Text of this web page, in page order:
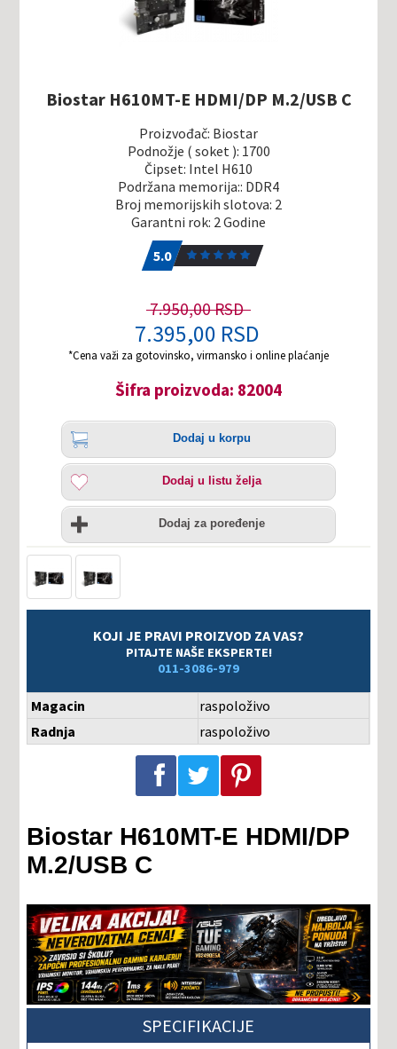
Biostar H610MT-E HDMI/DP M.2/USB C
Proizvođač: Biostar
Podnožje ( soket ): 1700
Čipset: Intel H610
Podržana memorija:: DDR4
Broj memorijskih slotova: 2
Garantni rok: 2 Godine
5.0
7.950,00 RSD
7.395,00 RSD
*Cena važi za gotovinsko, virmansko i online plaćanje
Šifra proizvoda: 82004
Količina
Dodaj
korpu
Dodaj u korpu
Dodaj
listu
želja
Dodaj u listu želja
Uporedi
Dodaj za poređenje
KOJI JE PRAVI PROIZVOD ZA VAS?
PITAJTE NAŠE EKSPERTE!
011-3086-979
Magacin
raspoloživo
Radnja
raspoloživo
Podeli na Facebook-u Podeli na Twitter-u Podeli na Pinterest-u
Biostar H610MT-E HDMI/DP
M.2/USB C
SPECIFIKACIJE